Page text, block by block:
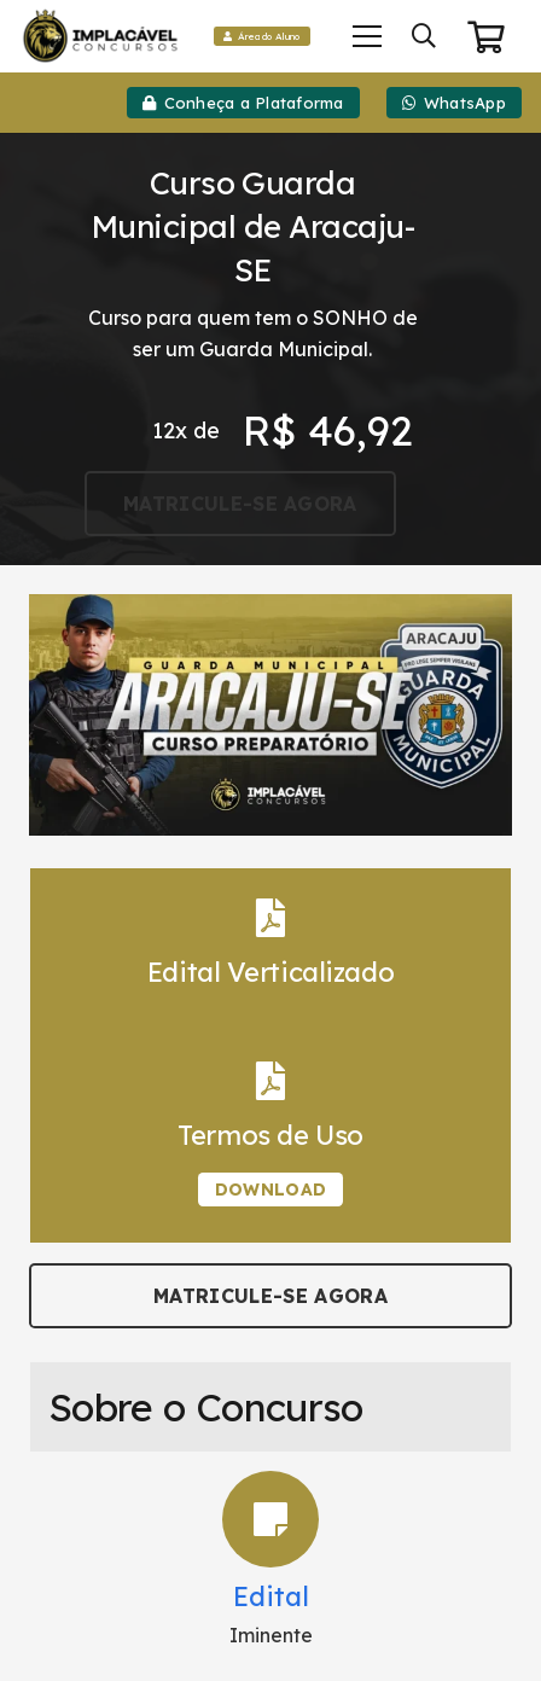
Área do Aluno
Conheça a Plataforma WhatsApp
Curso Guarda
Municipal de Aracaju-
SE
Curso para quem tem o SONHO de
ser um Guarda Municipal.
12x de R$ 46,92
MATRICULE-SE AGORA
Edital Verticalizado
Termos de Uso
DOWNLOAD
MATRICULE-SE AGORA
Sobre o Concurso
Edital
Iminente